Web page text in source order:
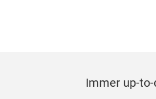
Immer up-